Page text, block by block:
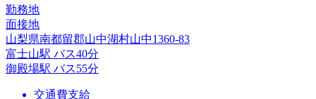
勤務地
面接地
山梨県南都留郡山中湖村山中1360-83
富士山駅 バス40分
御殿場駅 バス55分
交通費支給